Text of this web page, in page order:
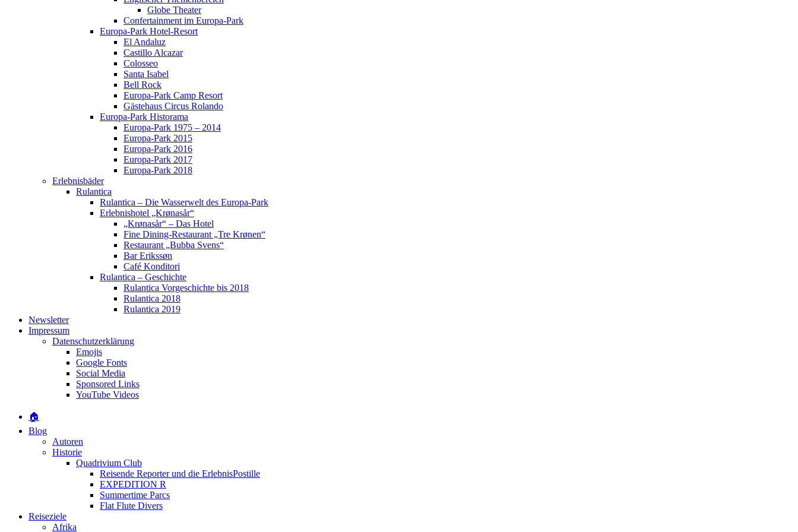
Globe Theater
Confertainment im Europa-Park
Europa-Park Hotel-Resort
El Andaluz
Castillo Alcazar
Colosseo
Santa Isabel
Bell Rock
Europa-Park Camp Resort
Gästehaus Circus Rolando
Europa-Park Historama
Europa-Park 1975 – 2014
Europa-Park 2015
Europa-Park 2016
Europa-Park 2017
Europa-Park 2018
Erlebnisbäder
Rulantica
Rulantica – Die Wasserwelt des Europa-Park
Erlebnishotel „Krønasår“
„Krønasår“ – Das Hotel
Fine Dining-Restaurant „Tre Krønen“
Restaurant „Bubba Svens“
Bar Erikssøn
Café Konditori
Rulantica – Geschichte
Rulantica Vorgeschichte bis 2018
Rulantica 2018
Rulantica 2019
Newsletter
Impressum
Datenschutzerklärung
Emojis
Google Fonts
Social Media
Sponsored Links
YouTube Videos
🏠
Blog
Autoren
Historie
Quadrivium Club
Reisende Reporter und die ErlebnisPostille
EXPEDITION R
Summertime Parcs
Flat Flute Divers
Reiseziele
Afrika